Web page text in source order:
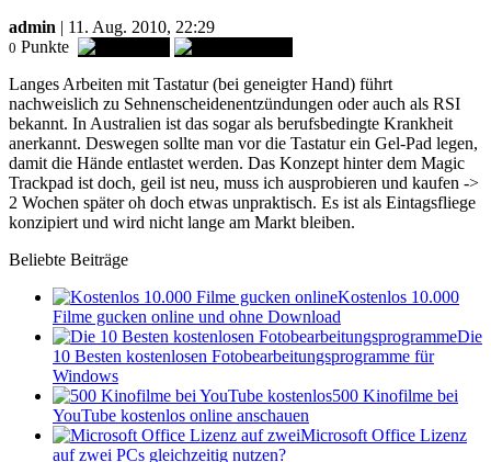
admin | 11. Aug. 2010, 22:29
0 Punkte
Langes Arbeiten mit Tastatur (bei geneigter Hand) führt
nachweislich zu Sehnenscheidenentzündungen oder auch als RSI
bekannt. In Australien ist das sogar als berufsbedingte Krankheit
anerkannt. Deswegen sollte man vor die Tastatur ein Gel-Pad legen,
damit die Hände entlastet werden. Das Konzept hinter dem Magic
Trackpad ist doch, geil ist neu, muss ich ausprobieren und kaufen ->
2 Wochen später oh doch etwas unpraktisch. Es ist als Eintagsfliege
konzipiert und wird nicht lange am Markt bleiben.
Beliebte Beiträge
Kostenlos 10.000
Filme gucken online und ohne Download
Die
10 Besten kostenlosen Fotobearbeitungsprogramme für
Windows
500 Kinofilme bei
YouTube kostenlos online anschauen
Microsoft Office Lizenz
auf zwei PCs gleichzeitig nutzen?